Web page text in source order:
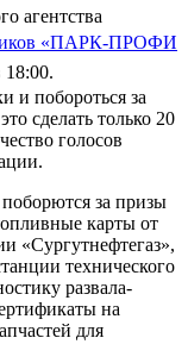
агентства
«ПАРК-ПРОФИ
18:00.
и побороться за
сделать только 20
голосов
за призы
карты от
«Сургутнефтегаз»,
технического
развала-
на
для